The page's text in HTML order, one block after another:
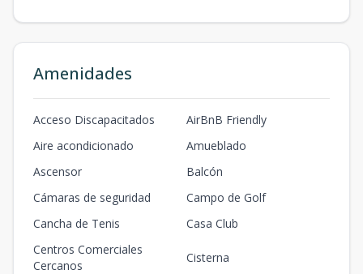
Amenidades
Acceso Discapacitados
AirBnB Friendly
Aire acondicionado
Amueblado
Ascensor
Balcón
Cámaras de seguridad
Campo de Golf
Cancha de Tenis
Casa Club
Centros Comerciales
Cercanos
Cisterna